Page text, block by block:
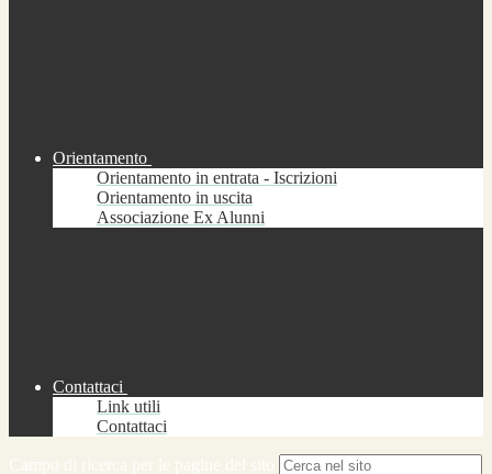
Orientamento
Orientamento in entrata - Iscrizioni
Orientamento in uscita
Associazione Ex Alunni
Contattaci
Link utili
Contattaci